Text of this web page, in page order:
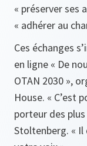
« préserver ses
« adhérer au
Ces échanges
en ligne « De
OTAN 2030 »,
House. « C’est
porteur des
Stoltenberg. «